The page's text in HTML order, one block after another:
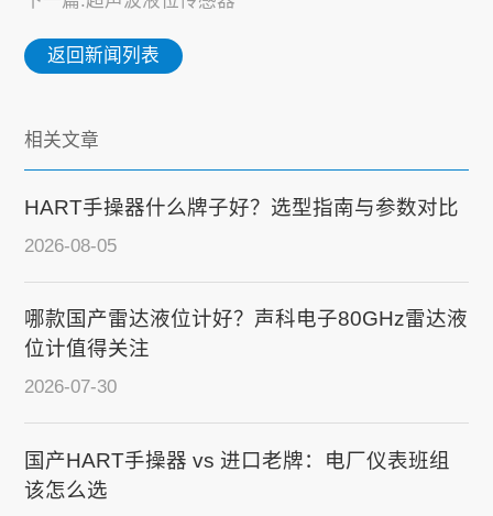
返回新闻列表
相关文章
HART手操器什么牌子好？选型指南与参数对比
2026-08-05
哪款国产雷达液位计好？声科电子80GHz雷达液
位计值得关注
2026-07-30
国产HART手操器 vs 进口老牌：电厂仪表班组
该怎么选